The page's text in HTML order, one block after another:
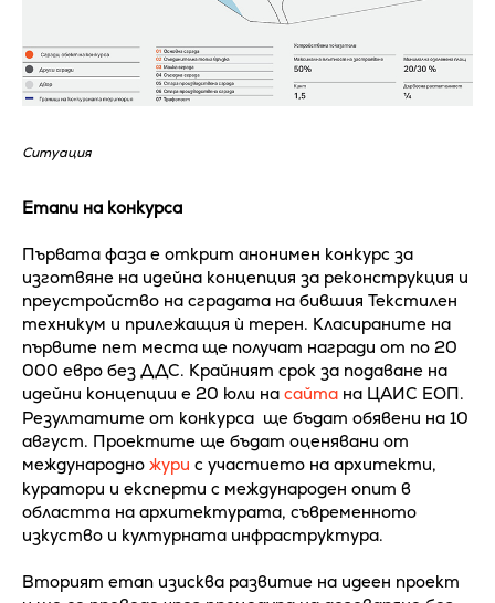
Ситуация
Етапи на конкурса
Първата фаза е открит анонимен конкурс за
изготвяне на идейна концепция за реконструкция и
преустройство на сградата на бившия Текстилен
техникум и прилежащия ѝ терен. Класираните на
първите пет места ще получат награди от по 20
000 евро без ДДС. Крайният срок за подаване на
идейни концепции е 20 юли на сайта на ЦАИС ЕОП.
Резултатите от конкурса ще бъдат обявени на 10
август. Проектите ще бъдат оценявани от
международно жури с участието на архитекти,
куратори и експерти с международен опит в
областта на архитектурата, съвременното
изкуство и културната инфраструктура.
Вторият етап изисква развитие на идеен проект